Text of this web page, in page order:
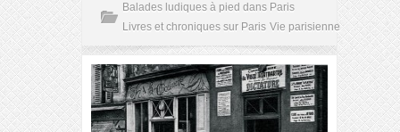
Balades ludiques à pied dans Paris
Livres et chroniques sur Paris Vie parisienne